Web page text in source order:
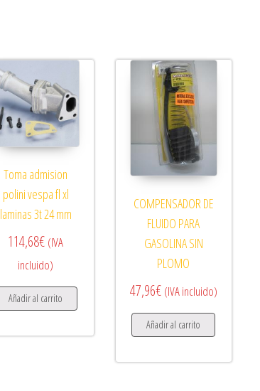
Toma admision
polini vespa fl xl
laminas 3t 24 mm
114,68€ (IVA
incluido)
Añadir al carrito
COMPENSADOR DE
FLUIDO PARA
GASOLINA SIN
PLOMO
47,96€ (IVA incluido)
Añadir al carrito